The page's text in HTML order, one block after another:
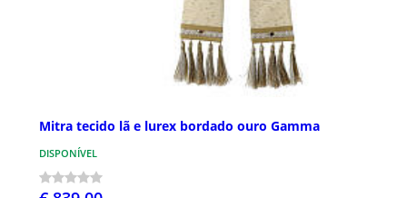
Mitra tecido lã e lurex bordado ouro Gamma
DISPONÍVEL